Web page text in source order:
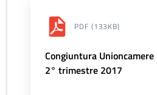
PDF (133KB)
Congiuntura
2° trimestre 2017